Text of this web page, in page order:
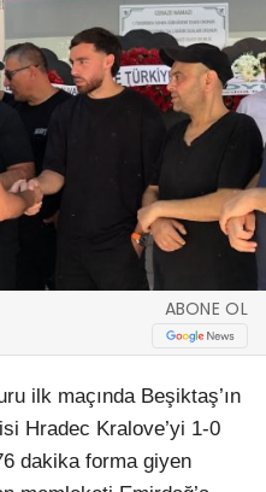
ABONE OL
ilk maçında Beşiktaş’ın
Hradec Kralove’yi 1-0
dakika forma giyen